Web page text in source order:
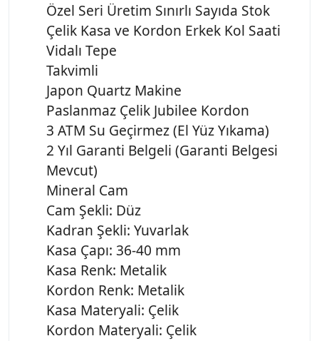
Özel Seri Üretim Sınırlı Sayıda Stok
Çelik Kasa ve Kordon Erkek Kol Saati
Vidalı Tepe
Takvimli
Japon Quartz Makine
Paslanmaz Çelik Jubilee Kordon
3 ATM Su Geçirmez (El Yüz Yıkama)
2 Yıl Garanti Belgeli (Garanti Belgesi
Mevcut)
Mineral Cam
Cam Şekli: Düz
Kadran Şekli: Yuvarlak
Kasa Çapı: 36-40 mm
Kasa Renk: Metalik
Kordon Renk: Metalik
Kasa Materyali: Çelik
Kordon Materyali: Çelik